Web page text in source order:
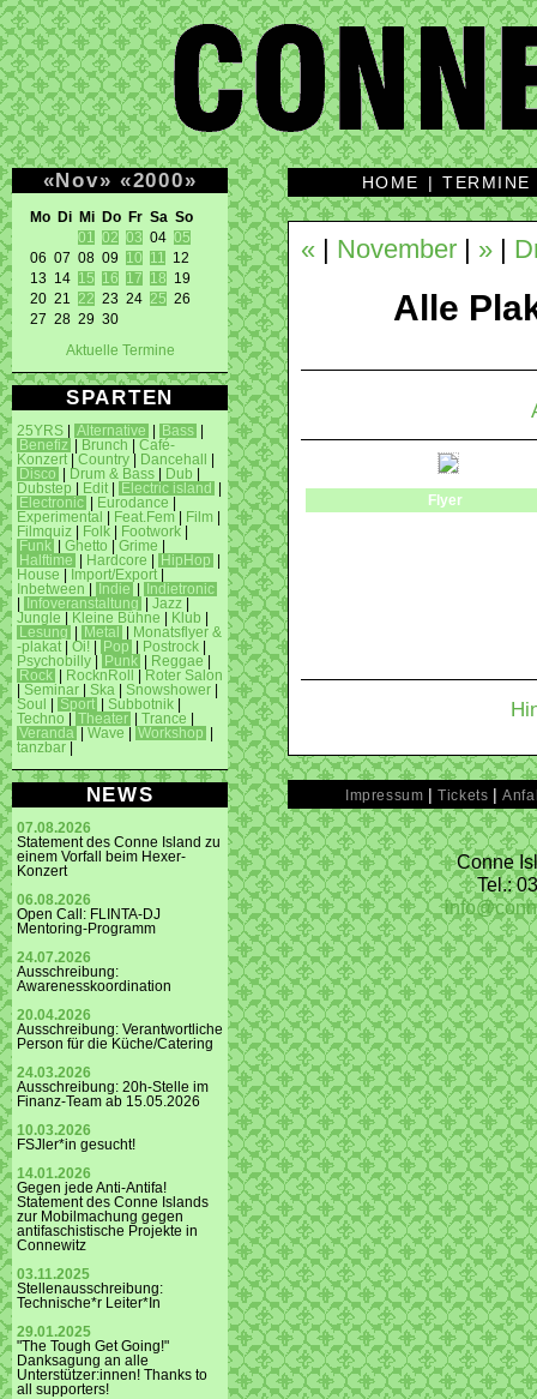
«Nov» «2000»
Mo Di Mi Do Fr Sa So
01
02 03 04 05
06 07 08 09 10 11
12
13 14 15 16 17 18 19
20 21 22 23 24 25 26
27 28 29 30
Aktuelle Termine
SPARTEN
25YRS Alternative Bass
Benefiz
Brunch
Café-
Konzert
Country Dancehall
Disco
Drum & Bass Dub
Dubstep
Edit Electric island
Electronic
Eurodance
Experimental
Feat.Fem Film
Filmquiz
Folk Footwork
Funk
Ghetto Grime
Halftime
Hardcore HipHop
House
Import/Export
Inbetween
Indie
Indietronic
Infoveranstaltung Jazz
Jungle
Kleine Bühne Klub
Lesung
Metal
Monatsflyer &
-plakat
Oi! Pop Postrock
Psychobilly
Punk Reggae
Rock
RocknRoll
Roter Salon
Seminar Ska Snowshower
Soul
Sport Subbotnik
Techno
Theater Trance
Veranda
Wave Workshop
tanzbar
NEWS
07.08.2026
Statement des Conne Island zu
einem Vorfall beim Hexer-
Konzert
06.08.2026
Open Call: FLINTA-DJ
Mentoring-Programm
24.07.2026
Ausschreibung:
Awarenesskoordination
20.04.2026
Ausschreibung: Verantwortliche
Person für die Küche/Catering
24.03.2026
Ausschreibung: 20h-Stelle im
Finanz-Team ab 15.05.2026
10.03.2026
FSJler*in gesucht!
14.01.2026
Gegen jede Anti-Antifa!
Statement des Conne Islands
zur Mobilmachung gegen
antifaschistische Projekte in
Connewitz
03.11.2025
Stellenausschreibung:
Technische*r Leiter*In
29.01.2025
"The Tough Get Going!"
Danksagung an alle
Unterstützer:innen! Thanks to
all supporters!
HOME |TERMINE
« November »
Alle
Flyer
Impressum |Tickets |
Conne
Tel.: